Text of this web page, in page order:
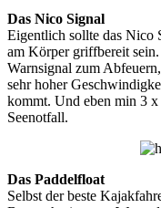
Das Nico Signal
Eigentlich sollte das Nico
am Körper griffbereit
Warnsignal zum
sehr hoher
kommt. Und eben min 3
Seenotfall.
Das Paddelfloat
Selbst der beste